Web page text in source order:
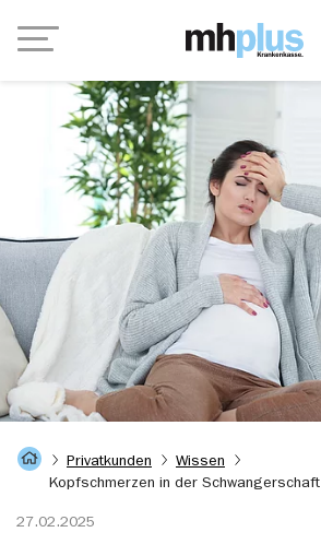
Navigation
Startseite
Privatkunden
Wissen
Kopfschmerzen in der Schwangerschaft
27.02.2025